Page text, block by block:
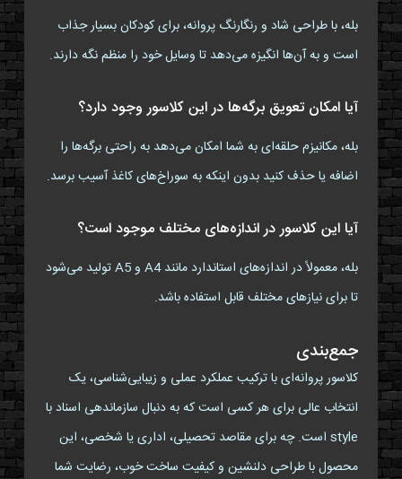
بله، با طراحی شاد و رنگارنگ پروانه، برای کودکان بسیار جذاب
است و به آن‌ها انگیزه می‌دهد تا وسایل خود را منظم نگه دارند.
آیا امکان تعویق برگه‌ها در این کلاسور وجود دارد؟
بله، مکانیزم حلقه‌ای به شما امکان می‌دهد به راحتی برگه‌ها را
اضافه یا حذف کنید بدون اینکه به سوراخ‌های کاغذ آسیب برسد.
آیا این کلاسور در اندازه‌های مختلف موجود است؟
بله، معمولاً در اندازه‌های استاندارد مانند A4 و A5 تولید می‌شود
تا برای نیازهای مختلف قابل استفاده باشد.
جمع‌بندی
کلاسور پروانه‌ای با ترکیب عملکرد عملی و زیبایی‌شناسی، یک
انتخاب عالی برای هر کسی است که به دنبال سازماندهی اسناد با
style است. چه برای مقاصد تحصیلی، اداری یا شخصی، این
محصول با طراحی دلنشین و کیفیت ساخت خوب، رضایت شما